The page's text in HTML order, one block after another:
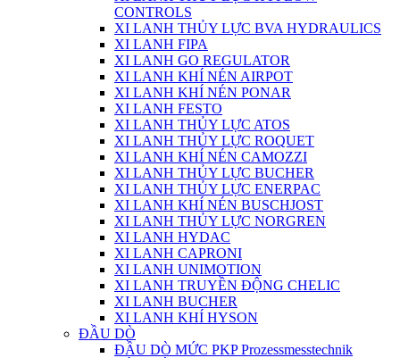
CONTROLS
XI LANH THỦY LỰC BVA HYDRAULICS
XI LANH FIPA
XI LANH GO REGULATOR
XI LANH KHÍ NÉN AIRPOT
XI LANH KHÍ NÉN PONAR
XI LANH FESTO
XI LANH THỦY LỰC ATOS
XI LANH THỦY LỰC ROQUET
XI LANH KHÍ NÉN CAMOZZI
XI LANH THỦY LỰC BUCHER
XI LANH THỦY LỰC ENERPAC
XI LANH KHÍ NÉN BUSCHJOST
XI LANH THỦY LỰC NORGREN
XI LANH HYDAC
XI LANH CAPRONI
XI LANH UNIMOTION
XI LANH TRUYỀN ĐỘNG CHELIC
XI LANH BUCHER
XI LANH KHÍ HYSON
ĐẦU DÒ
ĐẦU DÒ MỨC PKP Prozessmesstechnik